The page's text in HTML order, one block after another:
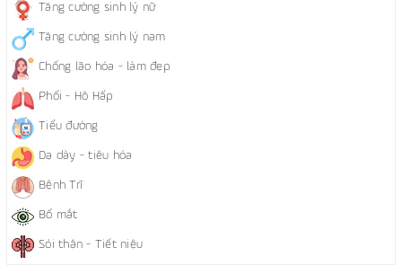
Tăng cường sinh lý nữ
Tăng cường sinh lý nam
Chống lão hóa - làm đẹp
Phổi - Hô Hấp
Tiểu đường
Dạ dày - tiêu hóa
Bệnh Trĩ
Bổ mắt
Sỏi thận - Tiết niệu